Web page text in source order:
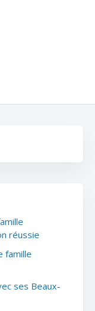
réussie
famille
ses Beaux-